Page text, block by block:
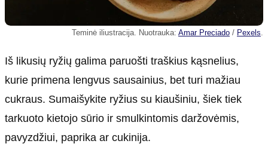
Teminė iliustracija. Nuotrauka: Amar Preciado / Pexels.
Iš likusių ryžių galima paruošti traškius kąsnelius,
kurie primena lengvus sausainius, bet turi mažiau
cukraus. Sumaišykite ryžius su kiaušiniu, šiek tiek
tarkuoto kietojo sūrio ir smulkintomis daržovėmis,
pavyzdžiui, paprika ar cukinija.